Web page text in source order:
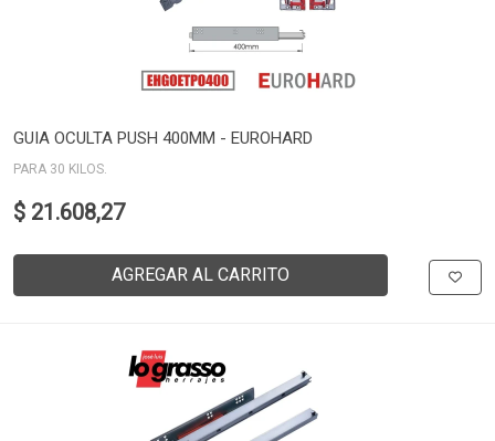
GUIA OCULTA PUSH 400MM - EUROHARD
PARA 30 KILOS.
$ 21.608,27
AGREGAR AL CARRITO